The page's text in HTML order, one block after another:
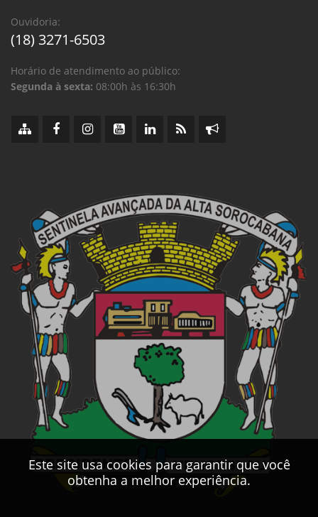
Este site usa cookies para garantir que você
obtenha a melhor experiência.
Ouvidoria:
(18) 3271-6503
Horário de atendimento ao público:
Segunda à sexta: 08:00h às 16:30h